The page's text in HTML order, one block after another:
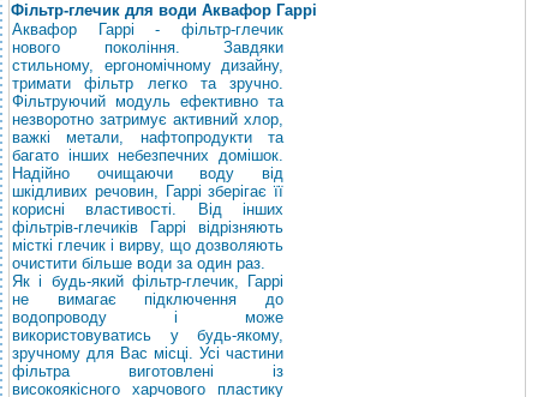
Фільтр-глечик для води Аквафор Гаррі
Аквафор Гаррі - фільтр-глечик
нового покоління. Завдяки
стильному, ергономічному дизайну,
тримати фільтр легко та зручно.
Фільтруючий модуль ефективно та
незворотно затримує активний хлор,
важкі метали, нафтопродукти та
багато інших небезпечних домішок.
Надійно очищаючи воду від
шкідливих речовин, Гаррі зберігає її
корисні властивості. Від інших
фільтрів-глечиків Гаррі відрізняють
місткі глечик і вирву, що дозволяють
очистити більше води за один раз.
Як і будь-який фільтр-глечик, Гаррі
не вимагає підключення до
водопроводу і може
використовуватись у будь-якому,
зручному для Вас місці. Усі частини
фільтра виготовлені із
високоякісного харчового пластику